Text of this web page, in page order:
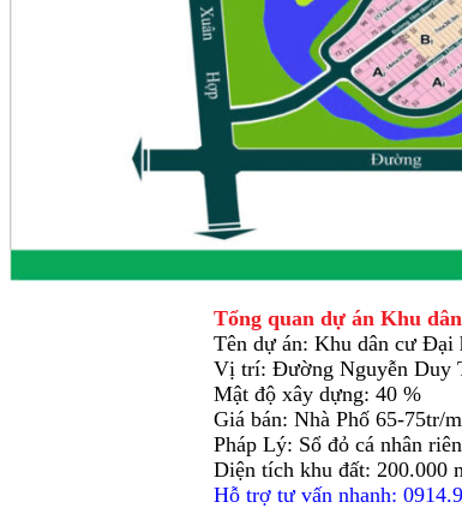
Tổng quan dự án Khu
Tên dự án: Khu dân cư Đại
Vị trí: Đường Nguyễn Duy
Mật độ xây dựng: 40 %
Giá bán: Nhà Phố 65-75tr/
Pháp Lý: Sổ đỏ cá nhân
Diện tích khu đất: 200.000
Hỗ trợ tư vấn nhanh: